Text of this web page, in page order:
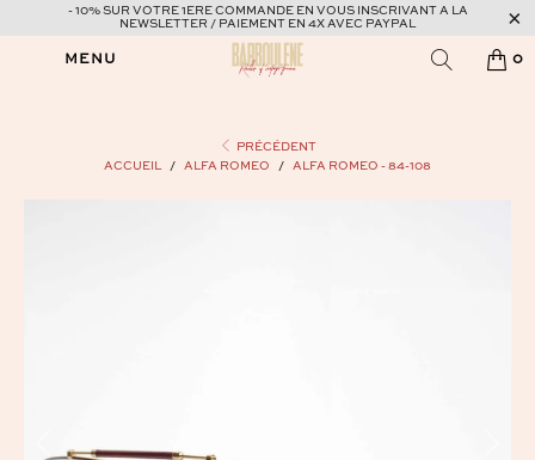
- 10% SUR VOTRE 1ERE COMMANDE EN VOUS INSCRIVANT A LA
NEWSLETTER / PAIEMENT EN 4X AVEC PAYPAL
MENU 0
PRÉCÉDENT
ACCUEIL
/ ALFA ROMEO / ALFA ROMEO - 84-108